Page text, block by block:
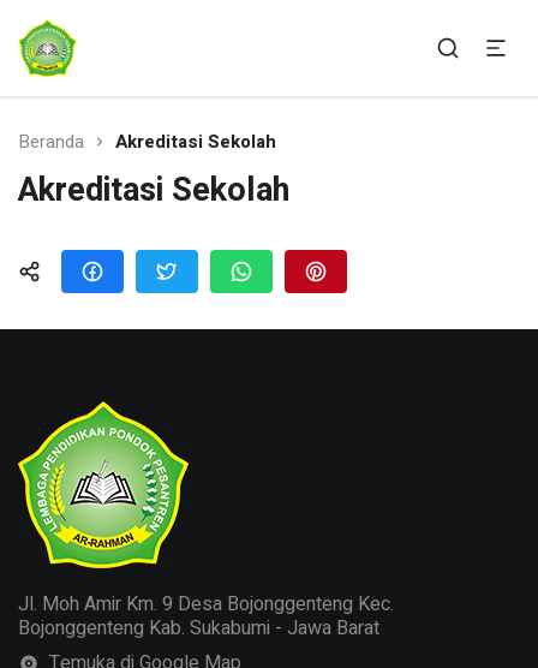
AR-RAHMAN SUKABUMI
Beranda Akreditasi Sekolah
Akreditasi Sekolah
Jl. Moh Amir Km. 9 Desa Bojonggenteng Kec.
Bojonggenteng Kab. Sukabumi - Jawa Barat